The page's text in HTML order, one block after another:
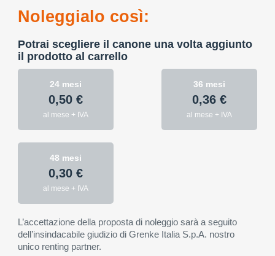
Noleggialo così:
Potrai scegliere il canone una volta aggiunto
il prodotto al carrello
24 mesi
0,50 €
al mese + IVA
36 mesi
0,36 €
al mese + IVA
48 mesi
0,30 €
al mese + IVA
L’accettazione della proposta di noleggio sarà a seguito
dell’insindacabile giudizio di Grenke Italia S.p.A. nostro
unico renting partner.